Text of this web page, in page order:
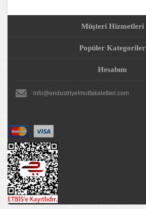
Müşteri Hizmetleri
Popüler Kategoriler
Hesabım
info@endustriyelmutfakaletleri.com